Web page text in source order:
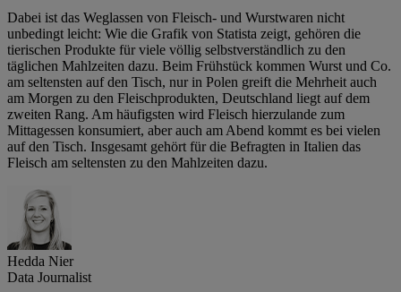
Dabei ist das Weglassen von Fleisch- und Wurstwaren nicht
unbedingt leicht: Wie die Grafik von Statista zeigt, gehören die
tierischen Produkte für viele völlig selbstverständlich zu den
täglichen Mahlzeiten dazu. Beim Frühstück kommen Wurst und Co.
am seltensten auf den Tisch, nur in Polen greift die Mehrheit auch
am Morgen zu den Fleischprodukten, Deutschland liegt auf dem
zweiten Rang. Am häufigsten wird Fleisch hierzulande zum
Mittagessen konsumiert, aber auch am Abend kommt es bei vielen
auf den Tisch. Insgesamt gehört für die Befragten in Italien das
Fleisch am seltensten zu den Mahlzeiten dazu.
Hedda Nier
Data Journalist